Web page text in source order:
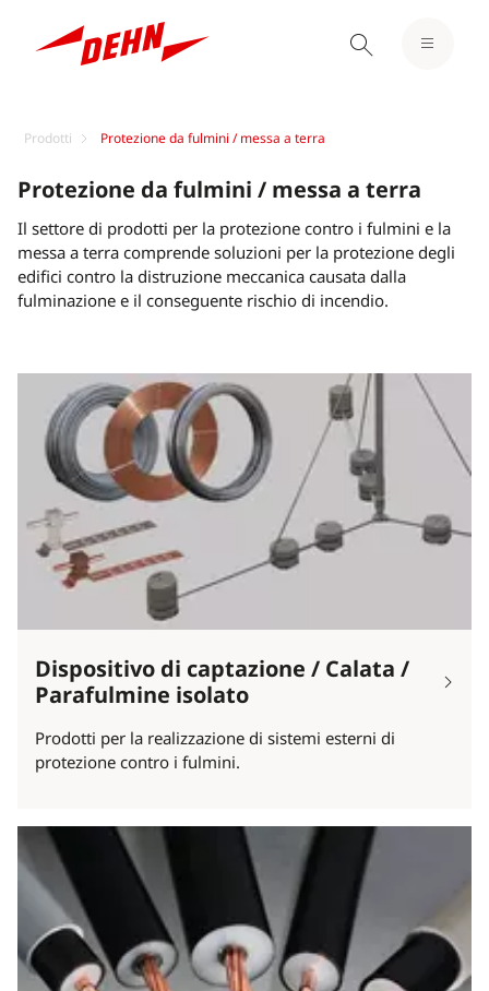
Prodotti Protezione da fulmini / messa a terra
Protezione da fulmini / messa a terra
Il settore di prodotti per la protezione contro i fulmini e la
messa a terra comprende soluzioni per la protezione degli
edifici contro la distruzione meccanica causata dalla
fulminazione e il conseguente rischio di incendio.
Dispositivo di captazione / Calata /
Parafulmine isolato
Prodotti per la realizzazione di sistemi esterni di
protezione contro i fulmini.